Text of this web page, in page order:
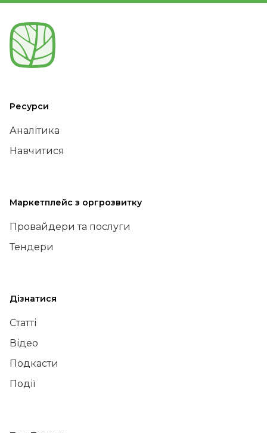
Ресурси
Аналітика
Навчитися
Маркетплейс з оргрозвитку
Провайдери та послуги
Тендери
Дізнатися
Статті
Відео
Подкасти
Події